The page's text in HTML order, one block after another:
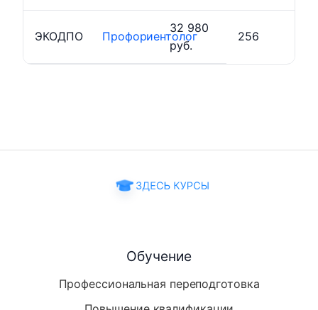
ЭКОДПО Профориентолог
32 980
руб.
256
Обучение
Профессиональная переподготовка